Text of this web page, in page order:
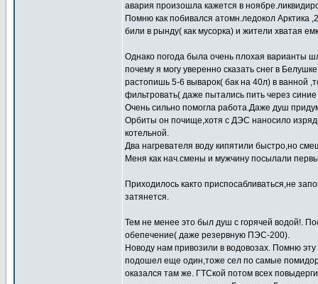
авария произошла кажется в
Помню как побивался атомн.ледокол Арктика
били в рынду( как мусорка) и жители хватая
Однако погода была очень плохая варианты
почему я могу уверенно сказать снег в
растопишь 5-6 выварок( бак на 40л) в ванной
фильтровать( даже пытались пить через
Очень сильно помогла работа.Даже душ
Орбиты он почище,хотя с ДЭС наносило
котельной.
Два нагревателя воду кипятили быстро,но
Меня как нач.смены и мужчину посылали
Приходилось както приспосабливаться,не
затянется.
Тем не менее это был душ с горячей водой!.
обепечение( даже резервную ПЭС-200).
Новоду нам привозили в водовозах. Помню
подошел еще один,тоже сел по самые
оказался там же. ГТСкой потом всех